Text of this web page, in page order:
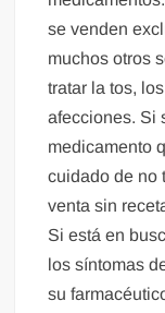
se venden
muchos otros
tratar la tos,
afecciones. Si
medicamento
cuidado de no
venta sin
Si está en
los síntomas
su